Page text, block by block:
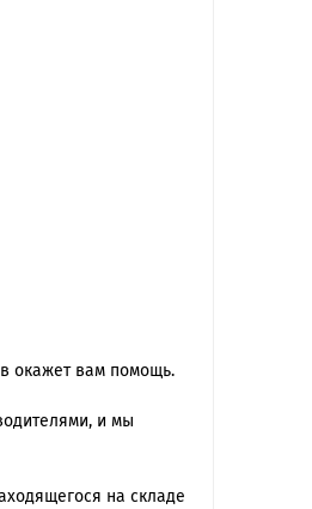
окажет вам помощь.
и мы
на складе